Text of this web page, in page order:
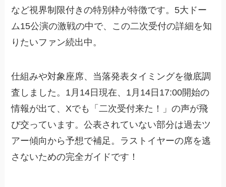
など視界制限付きの特別枠が特徴です。5大ドー
ム15公演の激戦の中で、この二次受付の詳細を知
りたいファン続出中。
仕組みや対象座席、当落発表タイミングを徹底調
査しました。1月14日現在、1月14日17:00開始の
情報が出て、Xでも「二次受付来た！」の声が飛
び交っています。公表されていない部分は過去ツ
アー傾向から予想で補足。ラストイヤーの席を逃
さないための完全ガイドです！